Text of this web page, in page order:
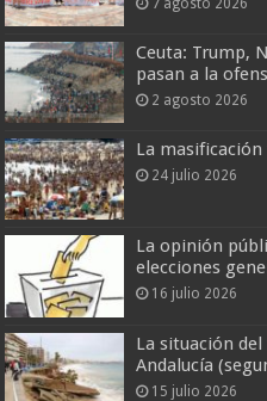
7 agosto 2026
Ceuta: Trump,
pasan a la
2 agosto 2026
La
24 julio 2026
La opinión
elecciones
16 julio 2026
La situación
Andalucía
15 julio 2026